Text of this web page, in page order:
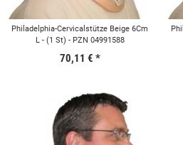
Philadelphia-Cervicalstütze Beige 6Cm
L - (1 St) - PZN 04991588
70,11 € *